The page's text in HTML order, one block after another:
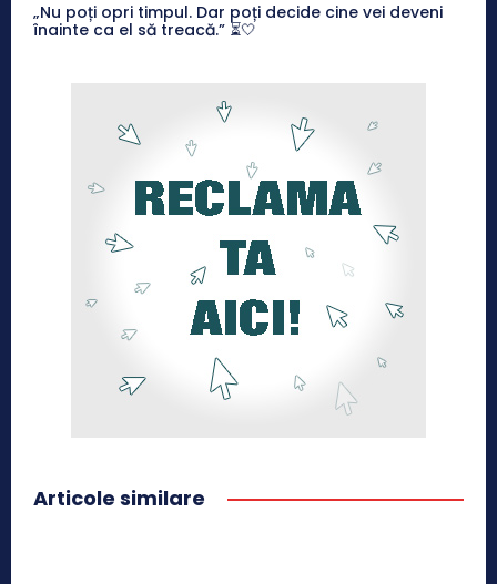
„Nu poți opri timpul. Dar poți decide cine vei deveni
înainte ca el să treacă.” ⏳🤍
Articole similare